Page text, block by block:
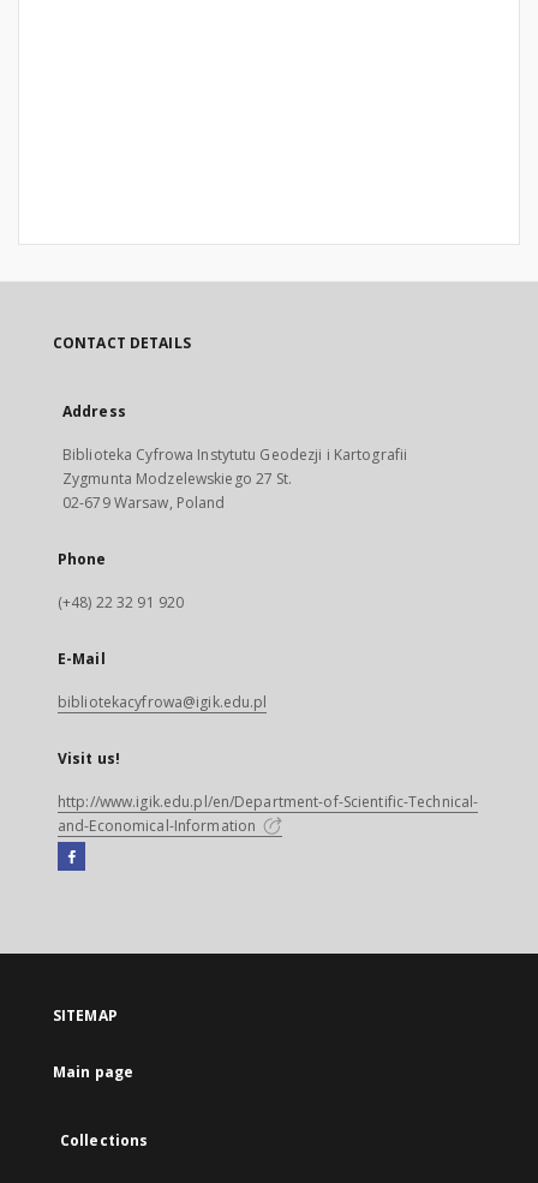
CONTACT DETAILS
Address
Biblioteka Cyfrowa Instytutu Geodezji i Kartografii
Zygmunta Modzelewskiego 27 St.
02-679 Warsaw, Poland
Phone
(+48) 22 32 91 920
E-Mail
bibliotekacyfrowa@igik.edu.pl
Visit us!
http://www.igik.edu.pl/en/Department-of-Scientific-Technical-
and-Economical-Information
Facebook
open
new
SITEMAP
Main page
Collections